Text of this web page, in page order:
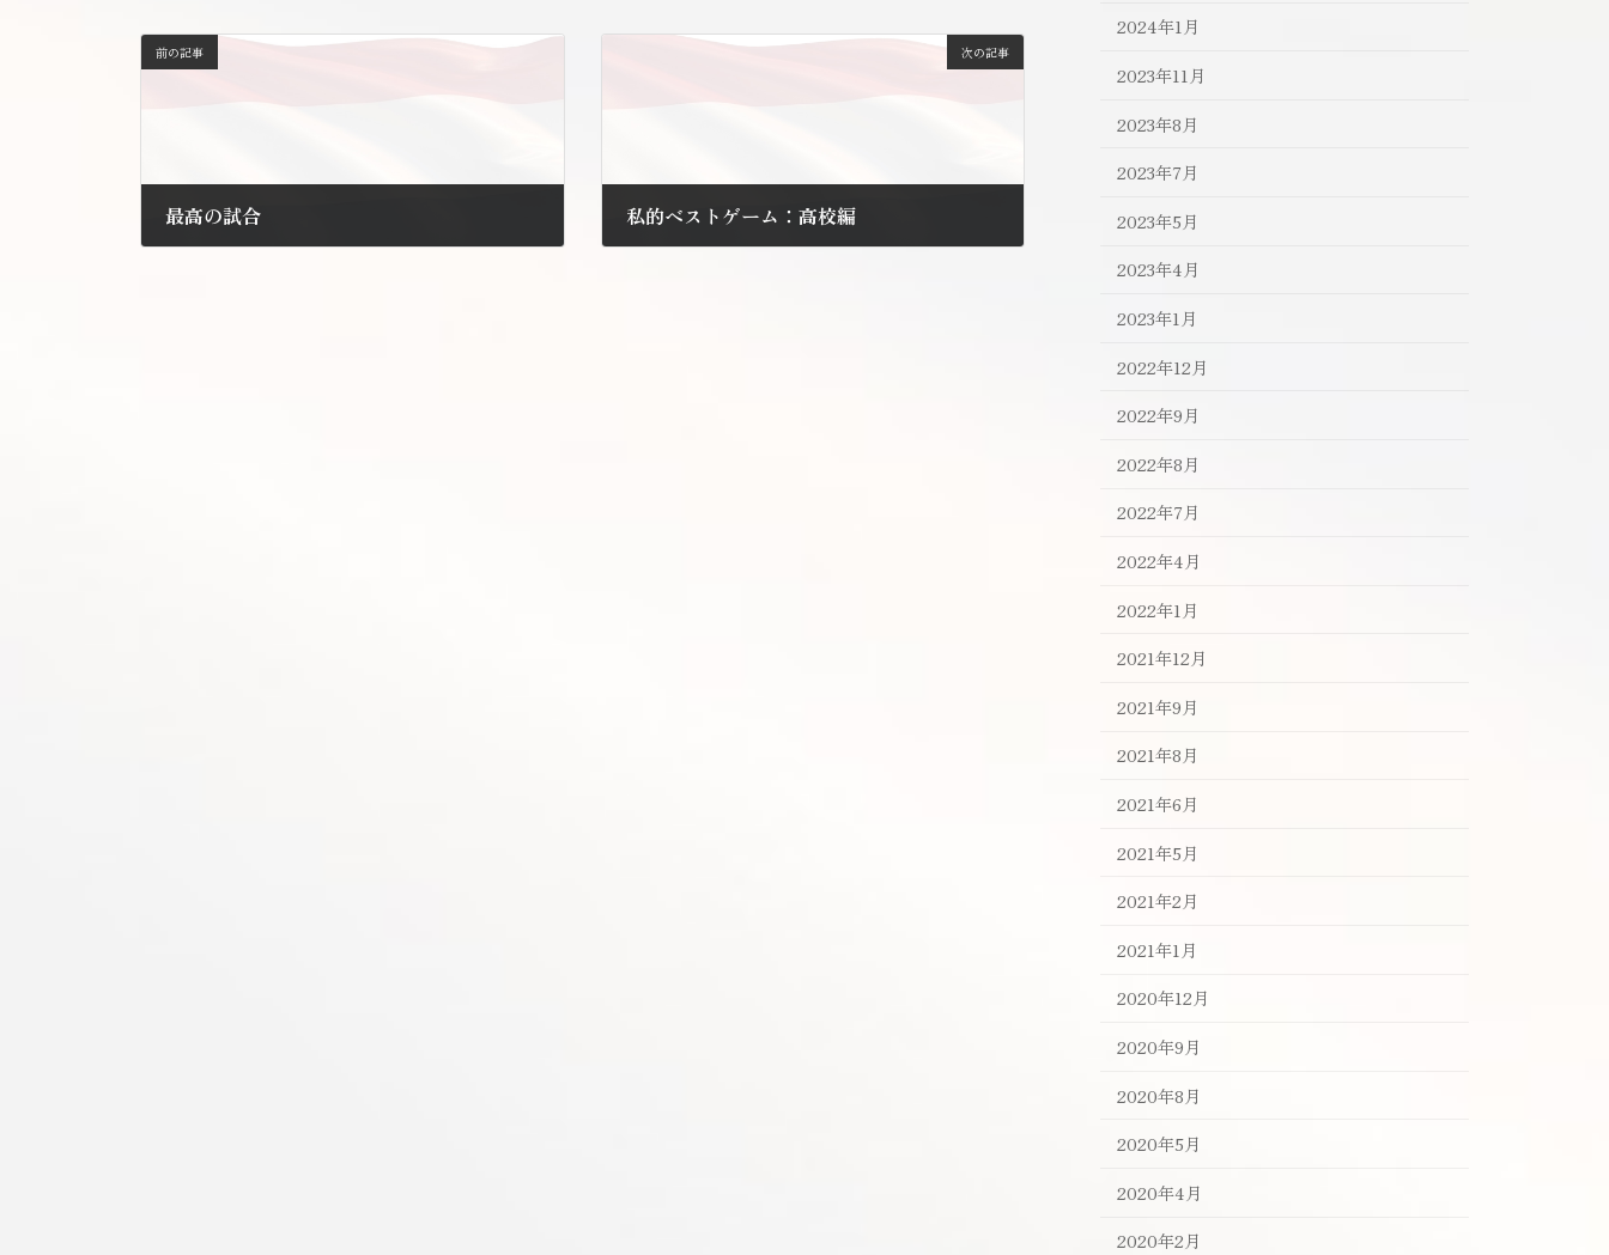
前の記事
最高の試合
次の記事
私的ベストゲーム：高校編
2024年1月
2023年11月
2023年8月
2023年7月
2023年5月
2023年4月
2023年1月
2022年12月
2022年9月
2022年8月
2022年7月
2022年4月
2022年1月
2021年12月
2021年9月
2021年8月
2021年6月
2021年5月
2021年2月
2021年1月
2020年12月
2020年9月
2020年8月
2020年5月
2020年4月
2020年2月